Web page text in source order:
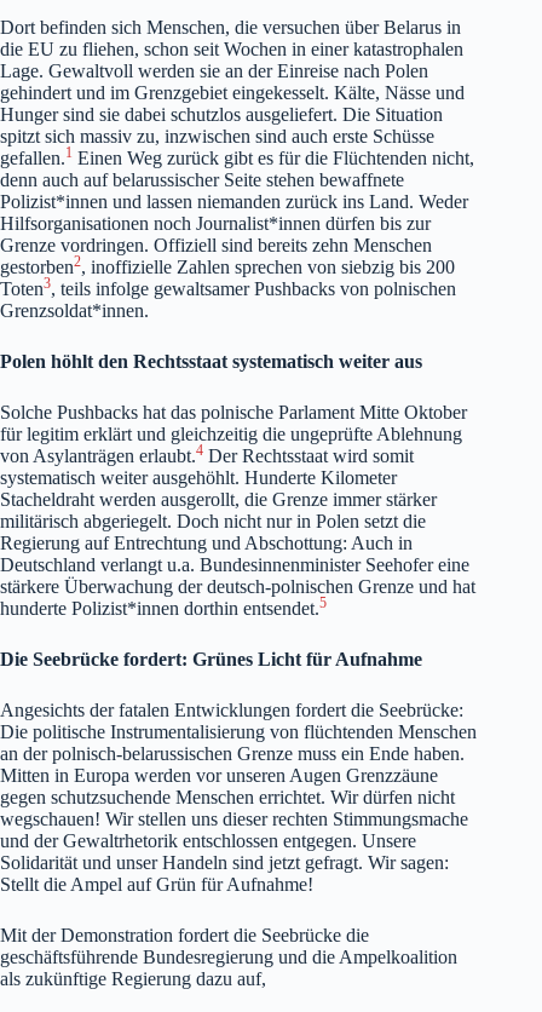
Dort befinden sich Menschen, die versuchen über Belarus in
die EU zu fliehen, schon seit Wochen in einer katastrophalen
Lage. Gewaltvoll werden sie an der Einreise nach Polen
gehindert und im Grenzgebiet eingekesselt. Kälte, Nässe und
Hunger sind sie dabei schutzlos ausgeliefert. Die Situation
spitzt sich massiv zu, inzwischen sind auch erste Schüsse
gefallen.1 Einen Weg zurück gibt es für die Flüchtenden nicht,
denn auch auf belarussischer Seite stehen bewaffnete
Polizist*innen und lassen niemanden zurück ins Land. Weder
Hilfsorganisationen noch Journalist*innen dürfen bis zur
Grenze vordringen. Offiziell sind bereits zehn Menschen
gestorben2, inoffizielle Zahlen sprechen von siebzig bis 200
Toten3, teils infolge gewaltsamer Pushbacks von polnischen
Grenzsoldat*innen.
Polen höhlt den Rechtsstaat systematisch weiter aus
Solche Pushbacks hat das polnische Parlament Mitte Oktober
für legitim erklärt und gleichzeitig die ungeprüfte Ablehnung
von Asylanträgen erlaubt.4 Der Rechtsstaat wird somit
systematisch weiter ausgehöhlt. Hunderte Kilometer
Stacheldraht werden ausgerollt, die Grenze immer stärker
militärisch abgeriegelt. Doch nicht nur in Polen setzt die
Regierung auf Entrechtung und Abschottung: Auch in
Deutschland verlangt u.a. Bundesinnenminister Seehofer eine
stärkere Überwachung der deutsch-polnischen Grenze und hat
hunderte Polizist*innen dorthin entsendet.5
Die Seebrücke fordert: Grünes Licht für Aufnahme
Angesichts der fatalen Entwicklungen fordert die Seebrücke:
Die politische Instrumentalisierung von flüchtenden Menschen
an der polnisch-belarussischen Grenze muss ein Ende haben.
Mitten in Europa werden vor unseren Augen Grenzzäune
gegen schutzsuchende Menschen errichtet. Wir dürfen nicht
wegschauen! Wir stellen uns dieser rechten Stimmungsmache
und der Gewaltrhetorik entschlossen entgegen. Unsere
Solidarität und unser Handeln sind jetzt gefragt. Wir sagen:
Stellt die Ampel auf Grün für Aufnahme!
Mit der Demonstration fordert die Seebrücke die
geschäftsführende Bundesregierung und die Ampelkoalition
als zukünftige Regierung dazu auf,